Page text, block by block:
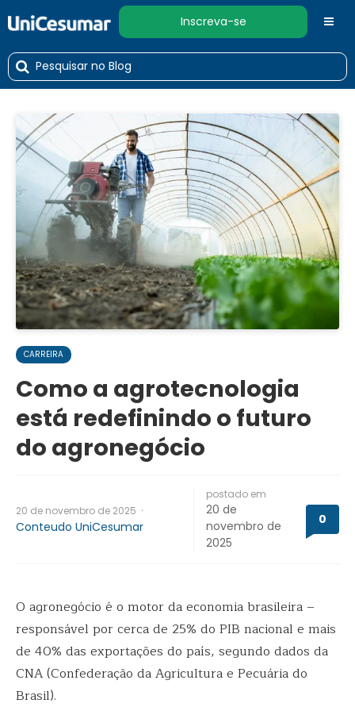
Inscreva-se
CARREIRA
Como a agrotecnologia
está redefinindo o futuro
do agronegócio
20 de novembro de 2025 ·
Conteudo UniCesumar
postado em
20 de
novembro de
2025
0
O agronegócio é o motor da economia brasileira –
responsável por cerca de 25% do PIB nacional e mais
de 40% das exportações do país, segundo dados da
CNA (Confederação da Agricultura e Pecuária do
Brasil).